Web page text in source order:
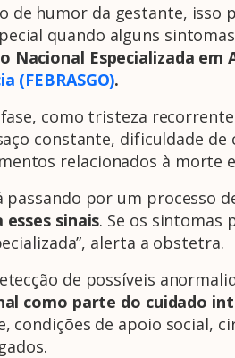
de humor da gestante,
quando alguns
Nacional Especializada em
(FEBRASGO).
como tristeza
constante, dificuldade
relacionados à morte
por um processo
sinais. Se os sintomas
alerta a obstetra.
de possíveis
como parte do cuidado
de apoio social,